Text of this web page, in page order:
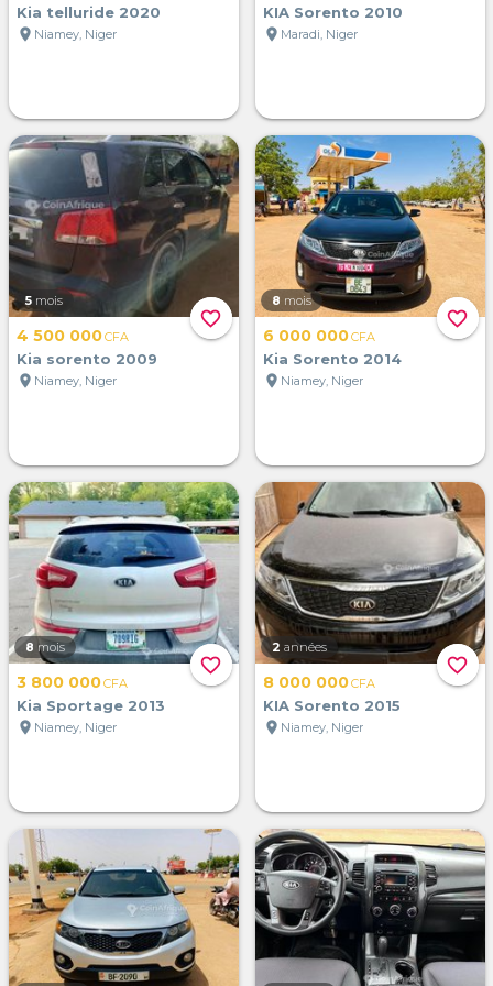
Kia telluride 2020
location_on Niamey, Niger
KIA Sorento 2010
location_on Maradi, Niger
favorite_border
5 mois
4 500 000CFA
Kia sorento 2009
location_on Niamey, Niger
favorite_border
8 mois
6 000 000CFA
Kia Sorento 2014
location_on Niamey, Niger
favorite_border
8 mois
3 800 000CFA
Kia Sportage 2013
location_on Niamey, Niger
favorite_border
2 années
8 000 000CFA
KIA Sorento 2015
location_on Niamey, Niger